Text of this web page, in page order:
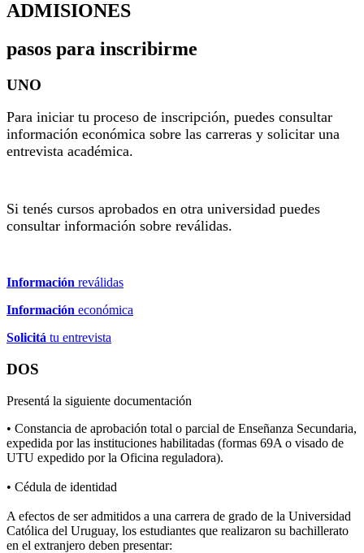
ADMISIONES
pasos para inscribirme
UNO
Para iniciar tu proceso de inscripción, puedes consultar
información económica sobre las carreras y solicitar una
entrevista académica.
Si tenés cursos aprobados en otra universidad puedes
consultar información sobre reválidas.
Información reválidas
Información económica
Solicitá tu entrevista
DOS
Presentá la siguiente documentación
• Constancia de aprobación total o parcial de Enseñanza Secundaria,
expedida por las instituciones habilitadas (formas 69A o visado de
UTU expedido por la Oficina reguladora).
• Cédula de identidad
A efectos de ser admitidos a una carrera de grado de la Universidad
Católica del Uruguay, los estudiantes que realizaron su bachillerato
en el extranjero deben presentar: